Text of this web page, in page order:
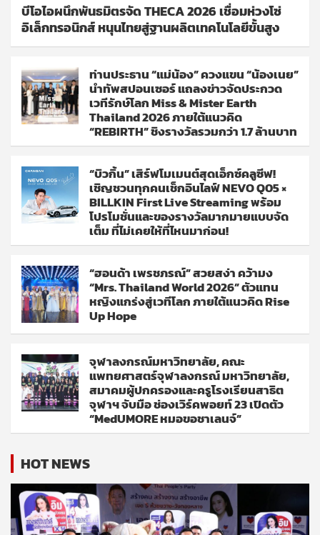
บีโอไอผนึกพันธมิตรจัด THECA 2026 เชื่อมห่วงโซ่
อิเล็กทรอนิกส์ หนุนไทยสู่ฐานผลิตเทคโนโลยีขั้นสูง
ท่านประธาน “แม่น้อง” ควงแขน “น้องเนย”
นำทัพสปอนเซอร์ แถลงข่าวจัดประกวด
เวทีรักษ์โลก Miss & Mister Earth
Thailand 2026 ภายใต้แนวคิด
“REBIRTH” ชิงรางวัลรวมกว่า 1.7 ล้านบาท
“บิวกิ้น” เสิร์ฟโมเมนต์สุดเอ็กซ์คลูซีฟ!
เชิญชวนทุกคนเช็กอินไลฟ์ NEVO Q05 ×
BILLKIN First Live Streaming พร้อม
โปรโมชั่นและของรางวัลมากมายแบบจัด
เต็ม ที่ไม่เคยให้ที่ไหนมาก่อน!
“ฮอนด้า เพรชภรณ์” สวยสง่า คว้ามง
“Mrs. Thailand World 2026” ตัวแทน
หญิงแกร่งสู่เวทีโลก ภายใต้แนวคิด Rise
Up Hope
จุฬาลงกรณ์มหาวิทยาลัย, คณะ
แพทยศาสตร์จุฬาลงกรณ์ มหาวิทยาลัย,
สมาคมผู้ปกครองและครูโรงเรียนสาธิต
จุฬาฯ จับมือ ช่องเวิร์คพอยท์ 23 เปิดตัว
“MedUMORE หมอขอชาเลนจ์”
HOT NEWS